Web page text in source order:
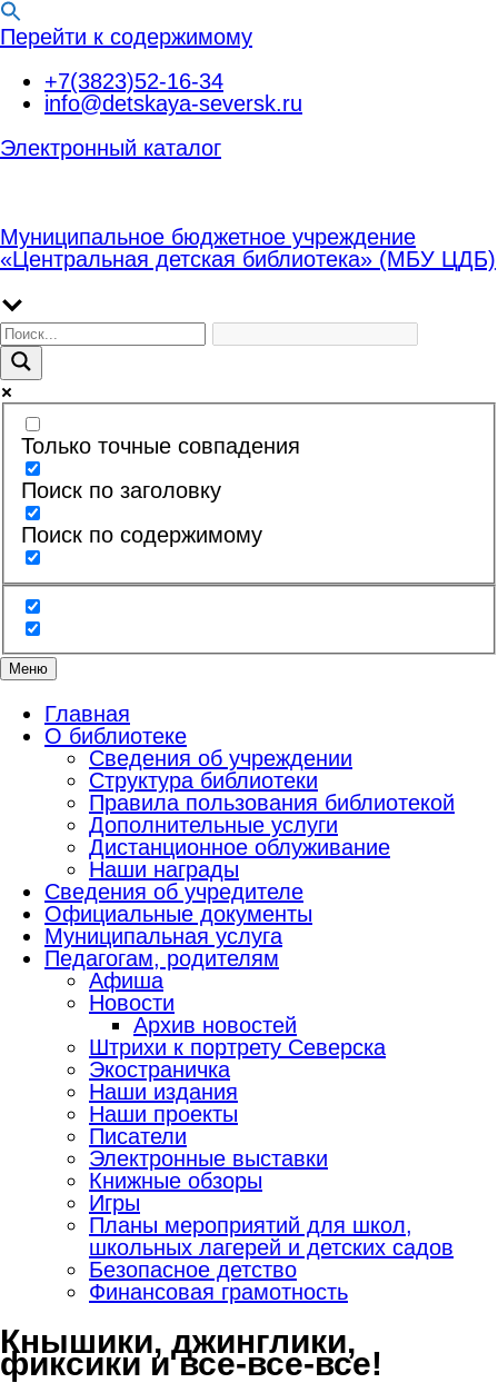
Перейти к содержимому
+7(3823)52-16-34
info@detskaya-seversk.ru
Электронный каталог
Муниципальное бюджетное учреждение
«Центральная детская библиотека» (МБУ ЦДБ)
Только точные совпадения
Поиск по заголовку
Поиск по содержимому
Меню
Главная
О библиотеке
Сведения об учреждении
Структура библиотеки
Правила пользования библиотекой
Дополнительные услуги
Дистанционное облуживание
Наши награды
Сведения об учредителе
Официальные документы
Муниципальная услуга
Педагогам, родителям
Афиша
Новости
Архив новостей
Штрихи к портрету Северска
Экостраничка
Наши издания
Наши проекты
Писатели
Электронные выставки
Книжные обзоры
Игры
Планы мероприятий для школ,
школьных лагерей и детских садов
Безопасное детство
Финансовая грамотность
Кнышики, джинглики,
фиксики и все-все-все!